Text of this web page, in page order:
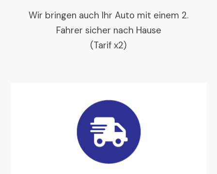
Wir bringen auch Ihr Auto mit einem 2.
Fahrer sicher nach Hause
(Tarif x2)